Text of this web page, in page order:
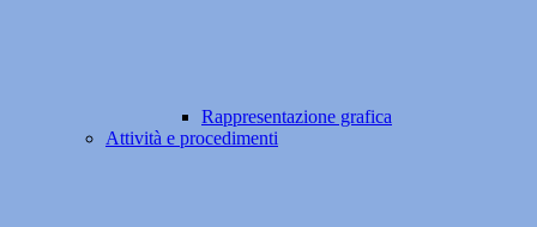
Rappresentazione grafica
Attività e procedimenti